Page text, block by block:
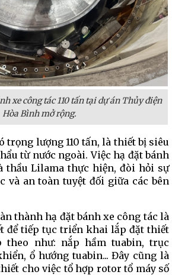
xe công tác 110 tấn tại dự án Thủy điện
Hòa Bình mở rộng.
trọng lượng 110 tấn, là thiết bị siêu
từ nước ngoài. Việc hạ đặt bánh
thầu Lilama thực hiện, đòi hỏi sự
và an toàn tuyệt đối giữa các bên
thành hạ đặt bánh xe công tác là
để tiếp tục triển khai lắp đặt thiết
theo như: nắp hầm tuabin, trục
ổ hướng tuabin... Đây cũng là
cho việc tổ hợp rotor tổ máy số